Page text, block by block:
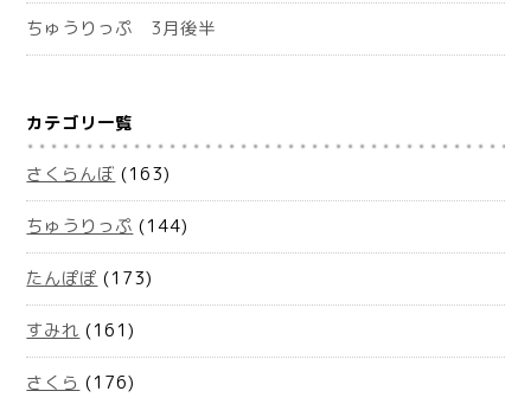
ちゅうりっぷ 3月後半
カテゴリ一覧
さくらんぼ (163)
ちゅうりっぷ (144)
たんぽぽ (173)
すみれ (161)
さくら (176)